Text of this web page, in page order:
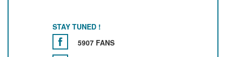
STAY TUNED !
5907 FANS